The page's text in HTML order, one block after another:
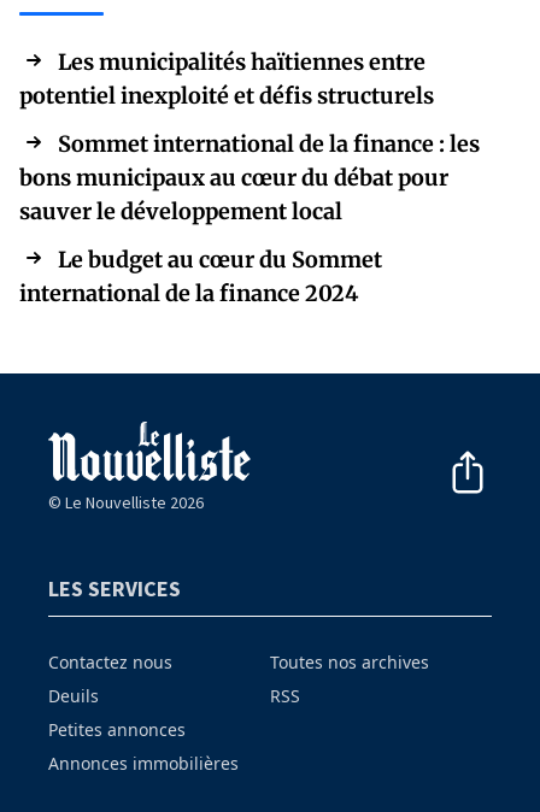
Les municipalités haïtiennes entre
potentiel inexploité et défis structurels
Sommet international de la finance : les
bons municipaux au cœur du débat pour
sauver le développement local
Le budget au cœur du Sommet
international de la finance 2024
© Le Nouvelliste 2026
LES SERVICES
Contactez nous
Deuils
Petites annonces
Annonces immobilières
Toutes nos archives
RSS